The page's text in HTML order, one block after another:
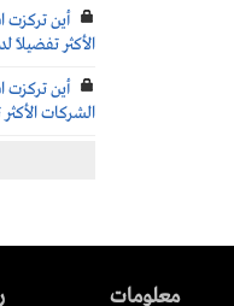
أين تركزت
الأكثر تفضيلاً
أين تركزت
الشركات
معلومات